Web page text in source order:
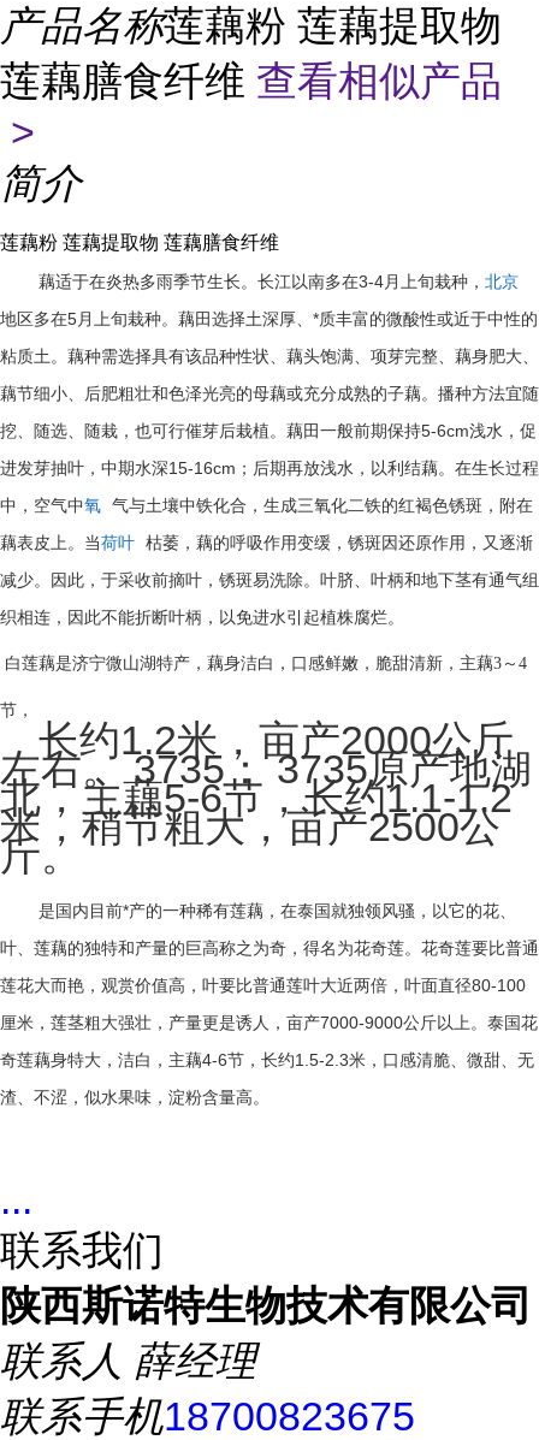
产品名称莲藕粉 莲藕提取物
莲藕膳食纤维 查看相似产品
>
简介
莲藕粉 莲藕提取物 莲藕膳食纤维
藕适于在炎热多雨季节生长。长江以南多在3-4月上旬栽种， 北京
地区多在5月上旬栽种。藕田选择土深厚、*质丰富的微酸性或近于中性的
粘质土。藕种需选择具有该品种性状、藕头饱满、项芽完整、藕身肥大、
藕节细小、后肥粗壮和色泽光亮的母藕或充分成熟的子藕。播种方法宜随
挖、随选、随栽，也可行催芽后栽植。藕田一般前期保持5-6cm浅水，促
进发芽抽叶，中期水深15-16cm ；后期再放浅水，以利结藕。在生长过程
中，空气中氧 气与土壤中铁化合，生成三氧化二铁的红褐色锈斑，附在
藕表皮上。当荷叶 枯萎，藕的呼吸作用变缓，锈斑因还原作用，又逐渐
减少。因此，于采收前摘叶，锈斑易洗除。叶脐、叶柄和地下茎有通气组
织相连，因此不能折断叶柄，以免进水引起植株腐烂。
白莲藕是济宁微山湖特产，藕身洁白，口感鲜嫩，脆甜清新，主藕3 ～ 4
节，
长约1.2米，亩产2000公斤
左右。 3735： 3735原产地湖
北，主藕5-6节，长约1.1-1.2
米，稍节粗大，亩产2500公
斤。
是国内目前*产的一种稀有莲藕，在泰国就独领风骚，以它的花、
叶、莲藕的独特和产量的巨高称之为奇，得名为花奇莲。花奇莲要比普通
莲花大而艳，观赏价值高，叶要比普通莲叶大近两倍，叶面直径80-100
厘米，莲茎粗大强壮，产量更是诱人，亩产7000-9000公斤以上。泰国花
奇莲藕身特大，洁白，主藕4-6节，长约1.5-2.3米，口感清脆、微甜、无
渣、不涩，似水果味，淀粉含量高。
...
联系我们
陕西斯诺特生物技术有限公司
联系人 薛经理
联系手机18700823675